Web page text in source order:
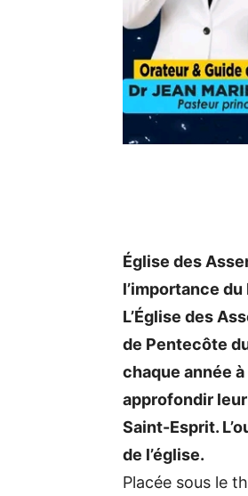
Église des
l’importance
L’Église des
de Pentecôte
chaque année
approfondir
Saint-Esprit.
de l’église.
Placée sous le